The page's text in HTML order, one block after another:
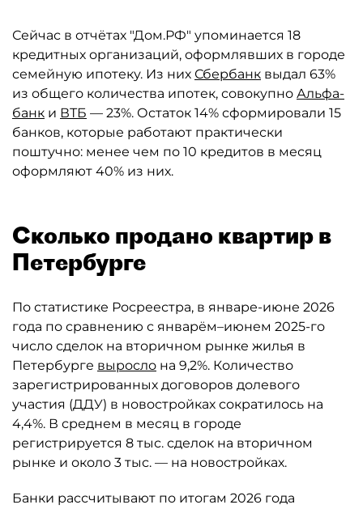
Сейчас в отчётах "Дом.РФ" упоминается 18
кредитных организаций, оформлявших в городе
семейную ипотеку. Из них Сбербанк выдал 63%
из общего количества ипотек, совокупно Альфа-
банк и ВТБ — 23%. Остаток 14% сформировали 15
банков, которые работают практически
поштучно: менее чем по 10 кредитов в месяц
оформляют 40% из них.
Сколько продано квартир в
Петербурге
По статистике Росреестра, в январе-июне 2026
года по сравнению с январём–июнем 2025-го
число сделок на вторичном рынке жилья в
Петербурге выросло на 9,2%. Количество
зарегистрированных договоров долевого
участия (ДДУ) в новостройках сократилось на
4,4%. В среднем в месяц в городе
регистрируется 8 тыс. сделок на вторичном
рынке и около 3 тыс. — на новостройках.
Банки рассчитывают по итогам 2026 года